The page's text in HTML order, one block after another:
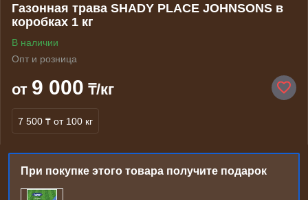
Газонная трава SHADY PLACE JOHNSONS в
коробках 1 кг
В наличии
Опт и розница
от 9 000 ₸/кг
7 500 ₸ от 100 кг
При покупке этого товара получите подарок